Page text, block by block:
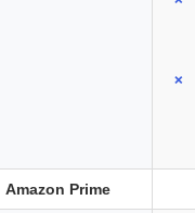
Amazon Prime